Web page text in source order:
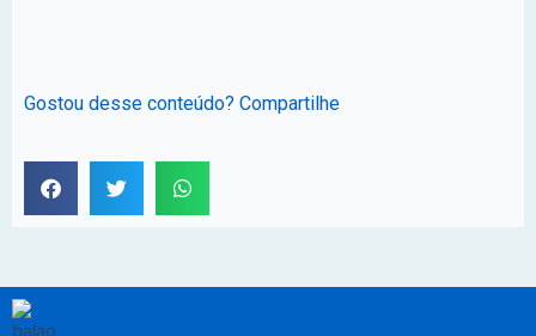
Gostou desse conteúdo? Compartilhe